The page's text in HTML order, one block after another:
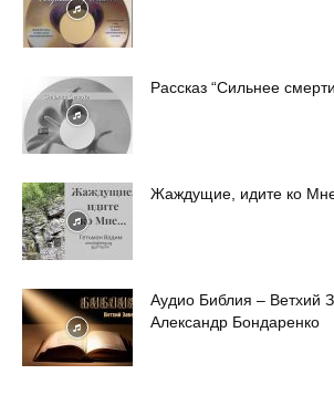
Рассказ “Сильнее
Жаждущие, идите ко
Аудио Библия – Ветхий
Александр Бондаренко